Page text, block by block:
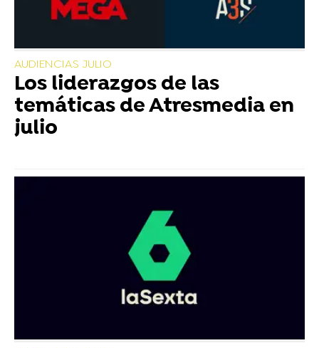
AUDIENCIAS JULIO
Los liderazgos de las
temáticas de Atresmedia en
julio